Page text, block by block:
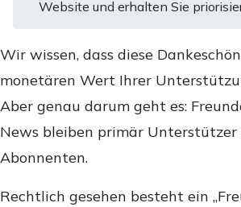
Website und erhalten Sie
Wir wissen, dass diese
monetären Wert Ihrer
Aber genau darum geht es:
News bleiben primär
Abonnenten.
Rechtlich gesehen besteht ein